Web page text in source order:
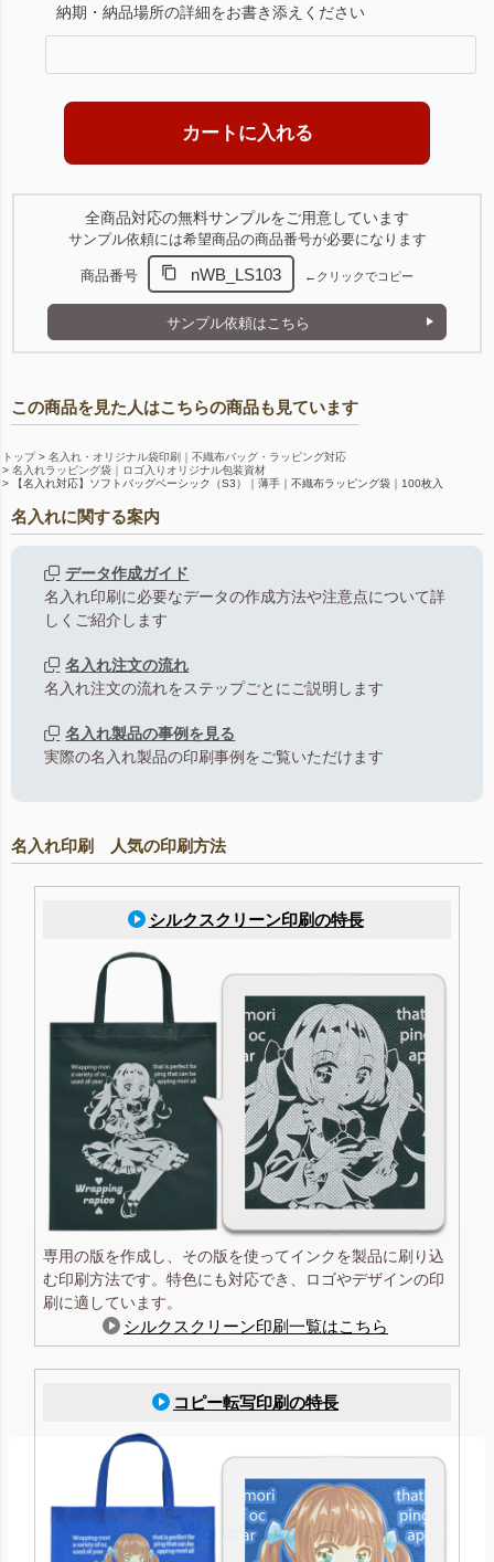
納期・納品場所の詳細をお書き添えください
全商品対応の無料サンプルをご用意しています
サンプル依頼には希望商品の商品番号が必要になります
商品番号 nWB_LS103 ←クリックでコピー
サンプル依頼はこちら
この商品を見た人はこちらの商品も見ています
トップ
名入れ・オリジナル袋印刷｜不織布バッグ・ラッピング対応
名入れラッピング袋｜ロゴ入りオリジナル包装資材
【名入れ対応】ソフトバッグベーシック（S3）｜薄手｜不織布ラッピング袋｜100枚入
名入れに関する案内
データ作成ガイド
名入れ印刷に必要なデータの作成方法や注意点について詳
しくご紹介します
名入れ注文の流れ
名入れ注文の流れをステップごとにご説明します
名入れ製品の事例を見る
実際の名入れ製品の印刷事例をご覧いただけます
名入れ印刷 人気の印刷方法
シルクスクリーン印刷の特長
専用の版を作成し、その版を使ってインクを製品に刷り込
む印刷方法です。特色にも対応でき、ロゴやデザインの印
刷に適しています。
シルクスクリーン印刷一覧はこちら
コピー転写印刷の特長